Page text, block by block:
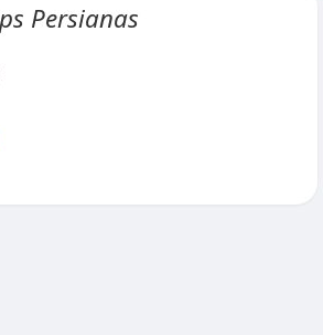
Persianas